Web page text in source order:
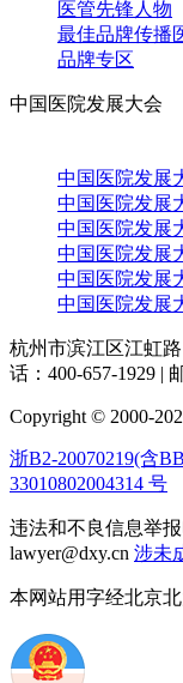
医管先锋人物
最佳品牌传播
品牌专区
中国医院发展大会
中国医院发展
中国医院发展
中国医院发展
中国医院发展
中国医院发展
中国医院发展
杭州市滨江区江虹
话：400-657-1929 |
Copyright © 2000-
浙B2-20070219(含
33010802004314 号
违法和不良信息举报
lawyer@dxy.cn 涉未
本网站用字经北京